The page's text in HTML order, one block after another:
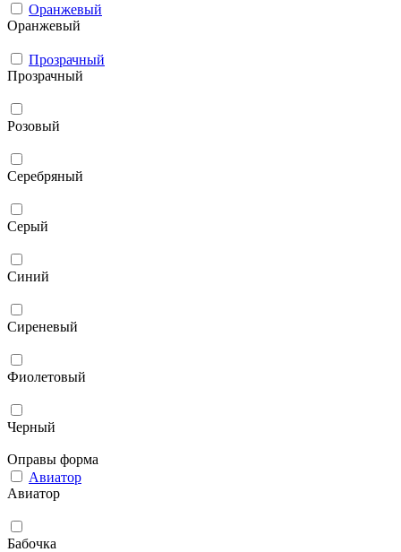
Оранжевый
Оранжевый
Прозрачный
Прозрачный
Розовый
Серебряный
Серый
Синий
Сиреневый
Фиолетовый
Черный
Оправы форма
Авиатор
Авиатор
Бабочка